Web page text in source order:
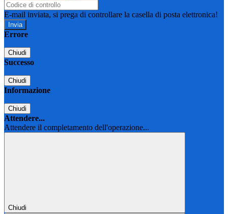
E-mail inviata, si prega di controllare la casella di posta elettronica!
Errore
Chiudi
Successo
Chiudi
Informazione
Chiudi
Attendere...
Attendere il completamento dell'operazione...
Chiudi